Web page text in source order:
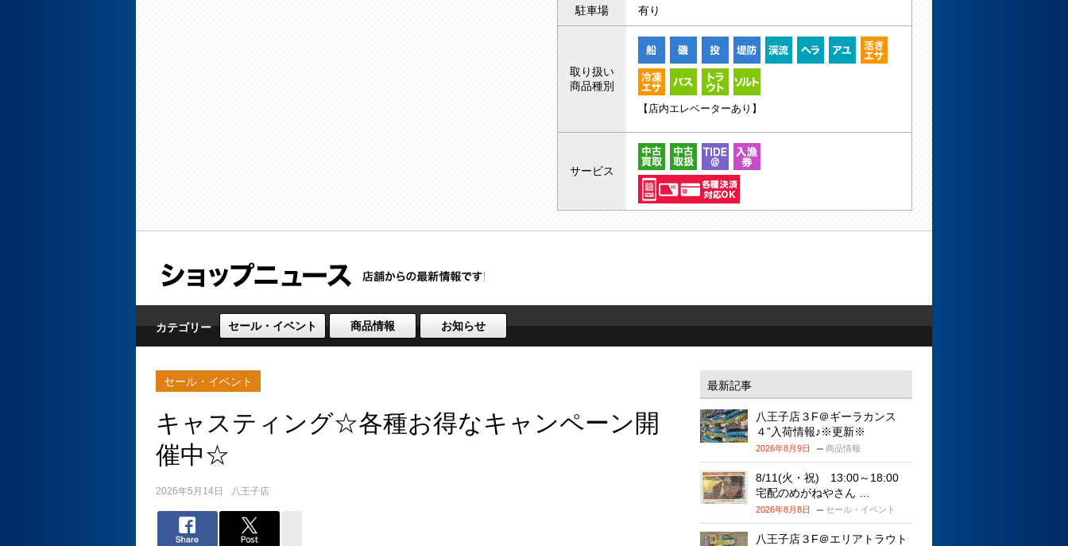
駐車場 有り
取り扱い
商品種別
【店内エレベーターあり】
サービス
カテゴリー セール・イベント 商品情報 お知らせ
セール・イベント
キャスティング☆各種お得なキャンペーン開
催中☆
2026年5月14日 八王子店
最新記事
八王子店３F＠ギーラカンス
４”入荷情報♪※更新※
2026年8月9日 商品情報
8/11(火・祝) 13:00～18:00
宅配のめがねやさん …
2026年8月8日 セール・イベント
八王子店３F＠エリアトラウト